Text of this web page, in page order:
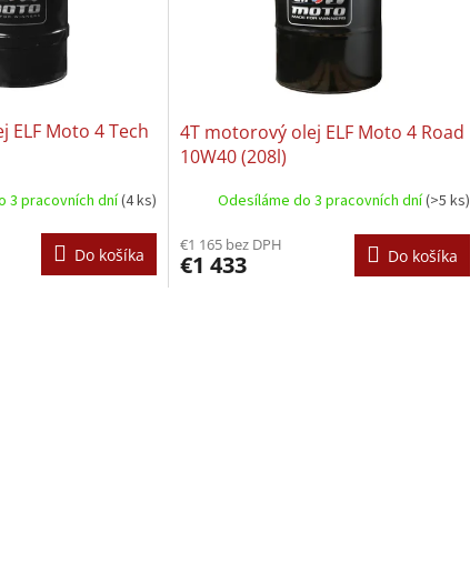
ELF Moto 4 Tech
3 pracovních dní(4 ks)
Do košíka
4T motorový olej ELF Moto 4 Road
10W40 (208l)
Odesíláme do 3 pracovních dní(>5 ks)
€1 165 bez DPH
€1 433 Do košíka